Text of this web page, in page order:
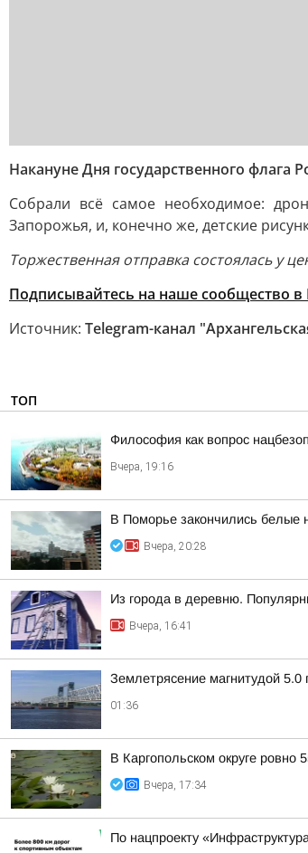
Накануне Дня государственного
Собрали всё самое необходимое:
Запорожья, и, конечно же, детские
Торжественная отправка состоялась у
Подписывайтесь на наше сообщество в
Источник: Telegram-канал
ТОП
Философия как вопрос
Вчера, 19:16
В Поморье закончились белые
Вчера, 20:28
Из города в деревню.
Вчера, 16:41
Землетрясение магнитудой
01:36
В Каргопольском округе ровно
Вчера, 17:34
По нацпроекту